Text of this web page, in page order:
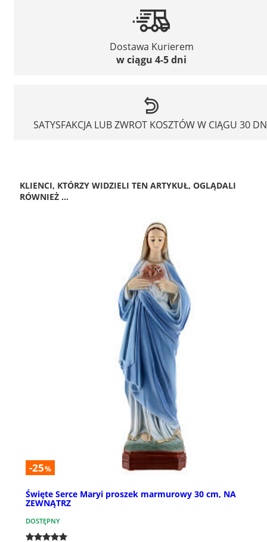
Dostawa Kurierem
w ciągu 4-5 dni
SATYSFAKCJA LUB ZWROT KOSZTÓW W CIĄGU 30
KLIENCI, KTÓRZY WIDZIELI TEN ARTYKUŁ, OGLĄDALI
RÓWNIEŻ ...
-25%
Święte Serce Maryi proszek marmurowy 30 cm, NA
ZEWNĄTRZ
DOSTĘPNY